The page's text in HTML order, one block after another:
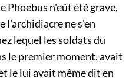
Phoebus n'eût été grave,
l'archidiacre ne s'en
lequel les soldats du
le premier moment, avait
le lui avait même dit en